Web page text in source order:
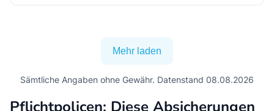
Mehr laden
Sämtliche Angaben ohne Gewähr. Datenstand 08.08.2026
Pflichtpolicen: Diese Absicherungen